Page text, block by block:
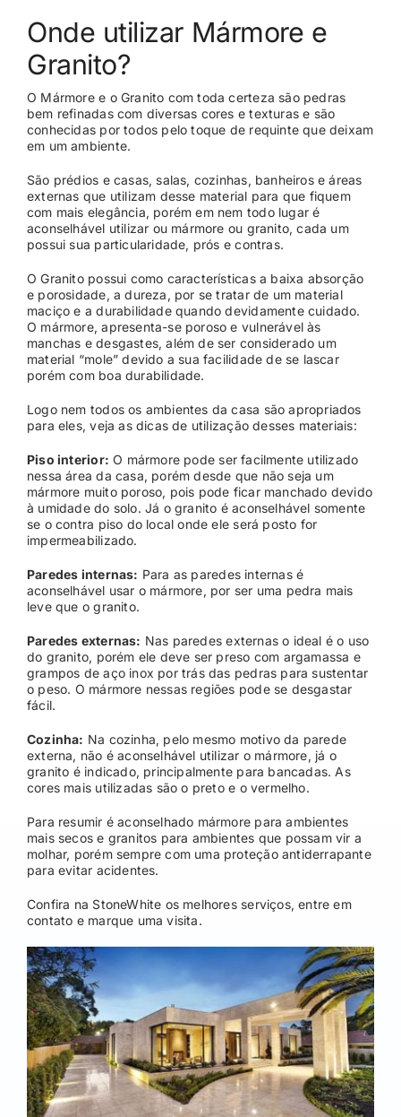
CONTATO
Onde utilizar Mármore e
Granito?
O Mármore e o Granito com toda certeza são pedras
bem refinadas com diversas cores e texturas e são
conhecidas por todos pelo toque de requinte que deixam
em um ambiente.
São prédios e casas, salas, cozinhas, banheiros e áreas
externas que utilizam desse material para que fiquem
com mais elegância, porém em nem todo lugar é
aconselhável utilizar ou mármore ou granito, cada um
possui sua particularidade, prós e contras.
O Granito possui como características a baixa absorção
e porosidade, a dureza, por se tratar de um material
maciço e a durabilidade quando devidamente cuidado.
O mármore, apresenta-se poroso e vulnerável às
manchas e desgastes, além de ser considerado um
material “mole” devido a sua facilidade de se lascar
porém com boa durabilidade.
Logo nem todos os ambientes da casa são apropriados
para eles, veja as dicas de utilização desses materiais:
Piso interior: O mármore pode ser facilmente utilizado
nessa área da casa, porém desde que não seja um
mármore muito poroso, pois pode ficar manchado devido
à umidade do solo. Já o granito é aconselhável somente
se o contra piso do local onde ele será posto for
impermeabilizado.
Paredes internas: Para as paredes internas é
aconselhável usar o mármore, por ser uma pedra mais
leve que o granito.
Paredes externas: Nas paredes externas o ideal é o uso
do granito, porém ele deve ser preso com argamassa e
grampos de aço inox por trás das pedras para sustentar
o peso. O mármore nessas regiões pode se desgastar
fácil.
Cozinha: Na cozinha, pelo mesmo motivo da parede
externa, não é aconselhável utilizar o mármore, já o
granito é indicado, principalmente para bancadas. As
cores mais utilizadas são o preto e o vermelho.
Para resumir é aconselhado mármore para ambientes
mais secos e granitos para ambientes que possam vir a
molhar, porém sempre com uma proteção antiderrapante
para evitar acidentes.
Confira na StoneWhite os melhores serviços, entre em
contato e marque uma visita.